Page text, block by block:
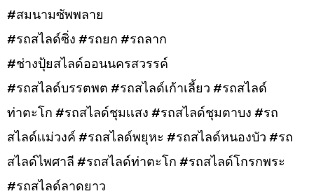
#สมนามซัพพลาย
#รถสไลด์ซิ่ง #รถยก #รถลาก
#ช่างปุ้ยสไลด์ออนนครสวรรค์
#รถสไลด์บรรตพต #รถสไลด์เก้าเลี้ยว #รถสไลด์
ท่าตะโก #รถสไลด์ชุมเเสง #รถสไลด์ชุมตาบง #รถ
สไลด์เเม่วงค์ #รถสไลด์พยุหะ #รถสไลด์หนองบัว #รถ
สไลด์ไพศาลี #รถสไลด์ท่าตะโก #รถสไลด์โกรกพระ
#รถสไลด์ลาดยาว